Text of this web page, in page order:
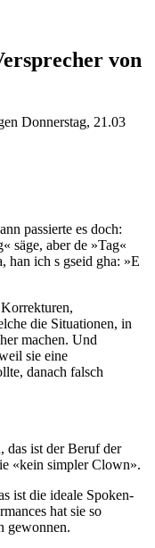
von
Donnerstag, 21.03
passierte es doch:
säge, aber de »Tag«
han ich s gseid gha: »E
die Situationen, in
machen. Und
sie eine
danach falsch
das ist der Beruf der
«kein simpler Clown».
ist die ideale Spoken-
hat sie so
gewonnen.